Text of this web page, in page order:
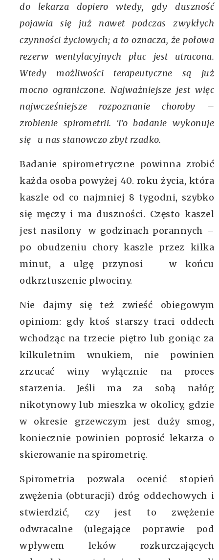
do lekarza dopiero wtedy, gdy duszność
pojawia się już nawet podczas zwykłych
czynności życiowych; a to oznacza, że połowa
rezerw wentylacyjnych płuc jest utracona.
Wtedy możliwości terapeutyczne są już
mocno ograniczone. Najważniejsze jest więc
najwcześniejsze rozpoznanie choroby –
zrobienie spirometrii. To badanie wykonuje
się u nas stanowczo zbyt rzadko.
Badanie spirometryczne powinna zrobić
każda osoba powyżej 40. roku życia, która
kaszle od co najmniej 8 tygodni, szybko
się męczy i ma duszności. Często kaszel
jest nasilony w godzinach porannych –
po obudzeniu chory kaszle przez kilka
minut, a ulgę przynosi w końcu
odkrztuszenie plwociny.
Nie dajmy się też zwieść obiegowym
opiniom: gdy ktoś starszy traci oddech
wchodząc na trzecie piętro lub goniąc za
kilkuletnim wnukiem, nie powinien
zrzucać winy wyłącznie na proces
starzenia. Jeśli ma za sobą nałóg
nikotynowy lub mieszka w okolicy, gdzie
w okresie grzewczym jest duży smog,
koniecznie powinien poprosić lekarza o
skierowanie na spirometrię.
Spirometria pozwala ocenić stopień
zwężenia (obturacji) dróg oddechowych i
stwierdzić, czy jest to zwężenie
odwracalne (ulegające poprawie pod
wpływem leków rozkurczających